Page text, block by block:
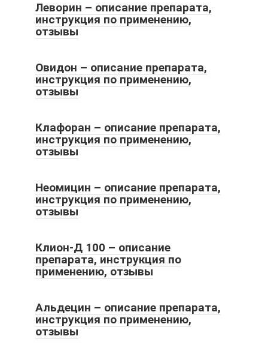
Леворин – описание препарата,
инструкция по применению,
отзывы
Овидон – описание препарата,
инструкция по применению,
отзывы
Клафоран – описание препарата,
инструкция по применению,
отзывы
Неомицин – описание препарата,
инструкция по применению,
отзывы
Клион-Д 100 – описание
препарата, инструкция по
применению, отзывы
Альдецин – описание препарата,
инструкция по применению,
отзывы